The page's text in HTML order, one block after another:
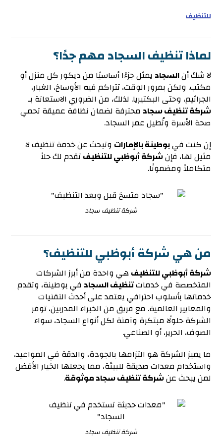
للتنظيف
لماذا تنظيف السجاد مهم جدًا؟
لا شك أنالسجاد يمثل جزءًا أساسيًا من ديكور كل منزل أو
مكتب. ولكن بمرور الوقت، تتراكم فيه الأوساخ، الغبار،
الجراثيم، وحتى البكتيريا. لذلك، من الضروري الاستعانة بـ
شركة تنظيف سجاد محترفة لضمان نظافة عميقة تحمي
صحة الأسرة وتُطيل عمر السجاد.
إن كنت فيبوطينة بالإمارات وتبحث عن خدمة تنظيف لا
مثيل لها، فإنشركة أبوظبي للتنظيفتقدم لك حلاً
متكاملاً ومضمونًا.
شركة تنظيف سجاد
من هي شركة أبوظبي للتنظيف؟
شركة أبوظبي للتنظيفهي واحدة من أبرز الشركات
المتخصصة في خدماتتنظيف السجاد في بوطينة، وتقدم
خدماتها بأسلوب احترافي يعتمد على أحدث التقنيات
والمعايير العالمية. مع فريق من الخبراء المدربين، توفر
الشركة حلولًا مبتكرة وآمنة لكل أنواع السجاد، سواء
الصوف، الحرير، أو الصناعي.
ما يميز الشركة هو التزامها بالجودة، والدقة في المواعيد،
واستخدام معدات صديقة للبيئة، مما يجعلها الخيار الأفضل
لمن يبحث عنشركة تنظيف سجاد موثوقة.
شركة تنظيف سجاد